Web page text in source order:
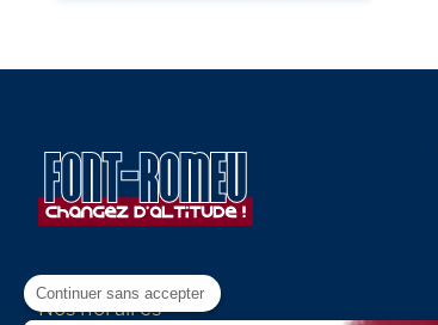
Nos horaires
Continuer sans accepter